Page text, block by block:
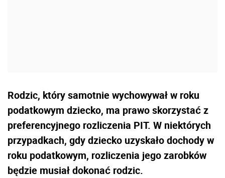
Rodzic, który samotnie wychowywał w roku
podatkowym dziecko, ma prawo skorzystać z
preferencyjnego rozliczenia PIT. W niektórych
przypadkach, gdy dziecko uzyskało dochody w
roku podatkowym, rozliczenia jego zarobków
będzie musiał dokonać rodzic.